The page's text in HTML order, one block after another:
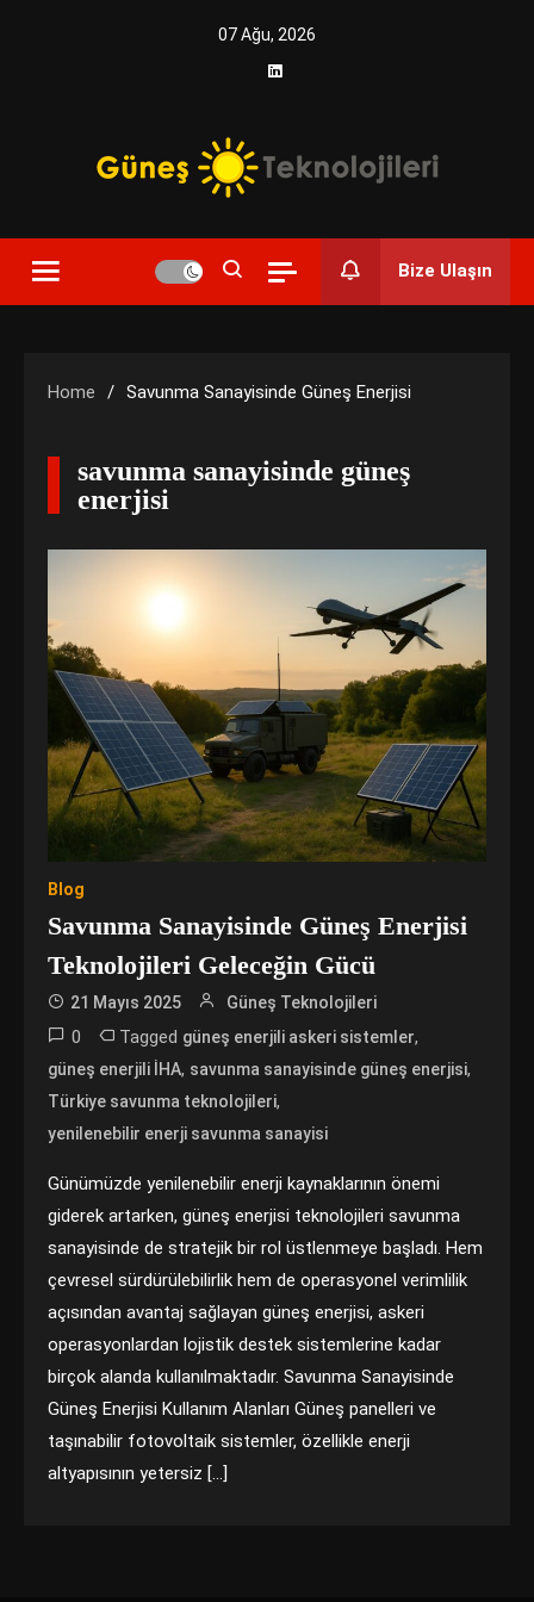
07 Ağu, 2026
Güneş Teknolojileri | Solar
Enerji Çözümleri ve
Bize Ulaşın
Home Savunma Sanayisinde Güneş Enerjisi
savunma sanayisinde güneş
enerjisi
Blog
Savunma Sanayisinde Güneş Enerjisi
Teknolojileri Geleceğin Gücü
21 Mayıs 2025 Güneş Teknolojileri
0 Tagged güneş enerjili askeri sistemler,
güneş enerjili İHA, savunma sanayisinde güneş enerjisi,
Türkiye savunma teknolojileri,
yenilenebilir enerji savunma sanayisi
Günümüzde yenilenebilir enerji kaynaklarının önemi
giderek artarken, güneş enerjisi teknolojileri savunma
sanayisinde de stratejik bir rol üstlenmeye başladı. Hem
çevresel sürdürülebilirlik hem de operasyonel verimlilik
açısından avantaj sağlayan güneş enerjisi, askeri
operasyonlardan lojistik destek sistemlerine kadar
birçok alanda kullanılmaktadır. Savunma Sanayisinde
Güneş Enerjisi Kullanım Alanları Güneş panelleri ve
taşınabilir fotovoltaik sistemler, özellikle enerji
altyapısının yetersiz […]